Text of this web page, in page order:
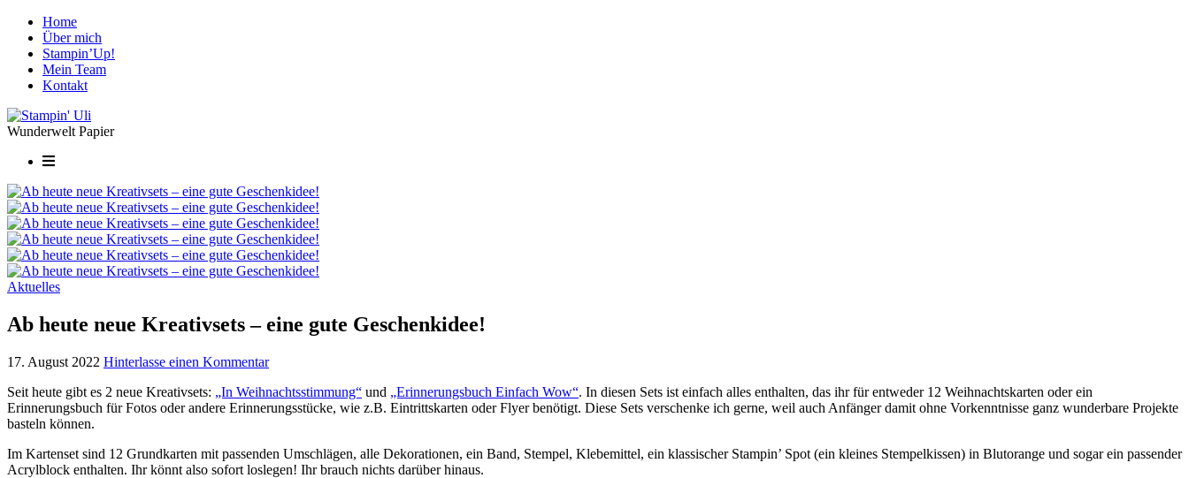
Home
Über mich
Stampin’Up!
Mein Team
Kontakt
Wunderwelt Papier
Aktuelles
Ab heute neue Kreativsets – eine gute Geschenkidee!
17. August 2022 Hinterlasse einen Kommentar
Seit heute gibt es 2 neue Kreativsets: „In Weihnachtsstimmung“ und „Erinnerungsbuch Einfach Wow“. In diesen Sets ist einfach alles enthalten, das ihr für entweder 12 Weihnachtskarten oder ein
Erinnerungsbuch für Fotos oder andere Erinnerungsstücke, wie z.B. Eintrittskarten oder Flyer benötigt. Diese Sets verschenke ich gerne, weil auch Anfänger damit ohne Vorkenntnisse ganz wunderbare Projekte
basteln können.
Im Kartenset sind 12 Grundkarten mit passenden Umschlägen, alle Dekorationen, ein Band, Stempel, Klebemittel, ein klassischer Stampin’ Spot (ein kleines Stempelkissen) in Blutorange und sogar ein passender
Acrylblock enthalten. Ihr könnt also sofort loslegen! Ihr brauch nichts darüber hinaus.